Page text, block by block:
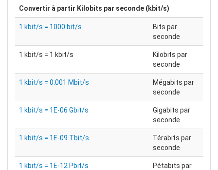
Convertir à partir Kilobits par seconde (kbit/s)
1 kbit/s = 1000 bit/s
Bits par
seconde
1 kbit/s = 1 kbit/s
Kilobits par
seconde
1 kbit/s = 0.001 Mbit/s
Mégabits par
seconde
1 kbit/s = 1E-06 Gbit/s
Gigabits par
seconde
1 kbit/s = 1E-09 Tbit/s
Térabits par
seconde
1 kbit/s = 1E-12 Pbit/s
Pétabits par